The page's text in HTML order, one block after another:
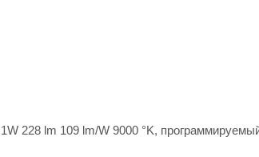
228 lm 109 lm/W 9000 °K,